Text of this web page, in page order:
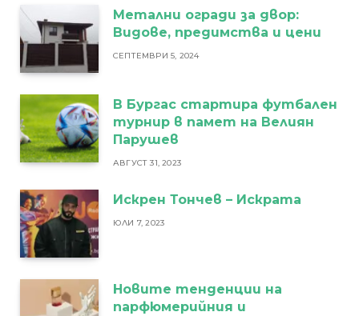
Метални огради за двор:
Видове, предимства и цени
СЕПТЕМВРИ 5, 2024
В Бургас стартира футбален
турнир в памет на Велиян
Парушев
АВГУСТ 31, 2023
Искрен Тончев – Искрата
ЮЛИ 7, 2023
Новите тенденции на
парфюмерийния и